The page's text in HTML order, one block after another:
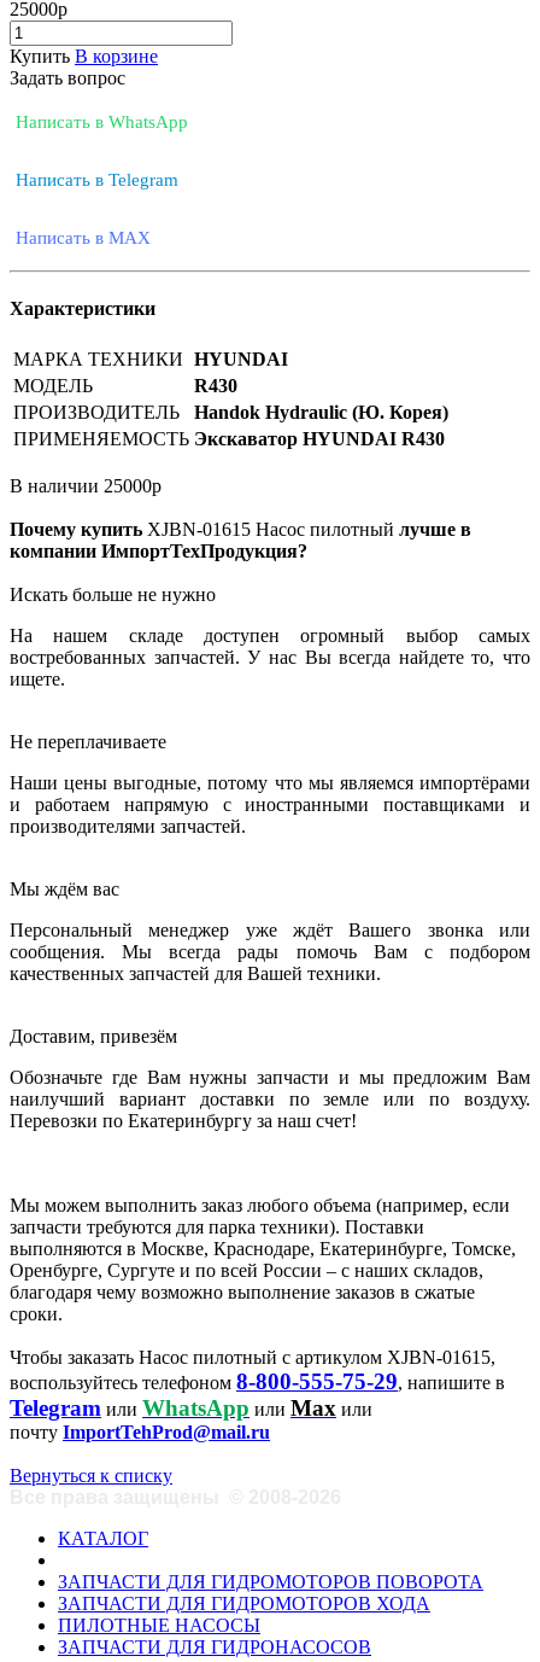
25000р
Купить В корзине
Задать вопрос
Написать в WhatsApp
Написать в Telegram
Написать в MAX
Характеристики
МАРКА ТЕХНИКИ HYUNDAI
МОДЕЛЬ
R430
ПРОИЗВОДИТЕЛЬ
Handok Hydraulic (Ю. Корея)
ПРИМЕНЯЕМОСТЬ Экскаватор HYUNDAI R430
В наличии 25000р
Почему купить XJBN-01615 Насос пилотный лучше в
компании ИмпортТехПродукция?
Искать больше не нужно
На нашем складе доступен огромный выбор самых
востребованных запчастей. У нас Вы всегда найдете то, что
ищете.
Не переплачиваете
Наши цены выгодные, потому что мы являемся импортёрами
и работаем напрямую с иностранными поставщиками и
производителями запчастей.
Мы ждём вас
Персональный менеджер уже ждёт Вашего звонка или
сообщения. Мы всегда рады помочь Вам с подбором
качественных запчастей для Вашей техники.
Доставим, привезём
Обозначьте где Вам нужны запчасти и мы предложим Вам
наилучший вариант доставки по земле или по воздуху.
Перевозки по Екатеринбургу за наш счет!
Мы можем выполнить заказ любого объема (например, если
запчасти требуются для парка техники). Поставки
выполняются в Москве, Краснодаре, Екатеринбурге, Томске,
Оренбурге, Сургуте и по всей России – с наших складов,
благодаря чему возможно выполнение заказов в сжатые
сроки.
Чтобы заказать Насос пилотный с артикулом XJBN-01615,
воспользуйтесь телефоном 8-800-555-75-29, напишите в
Telegram или WhatsApp или Max или
почту ImportTehProd@mail.ru
Вернуться к списку
КАТАЛОГ
ЗАПЧАСТИ ДЛЯ ГИДРОМОТОРОВ ПОВОРОТА
ЗАПЧАСТИ ДЛЯ ГИДРОМОТОРОВ ХОДА
ПИЛОТНЫЕ НАСОСЫ
ЗАПЧАСТИ ДЛЯ ГИДРОНАСОСОВ